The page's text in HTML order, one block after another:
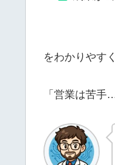
をわかりやす
「営業は苦手